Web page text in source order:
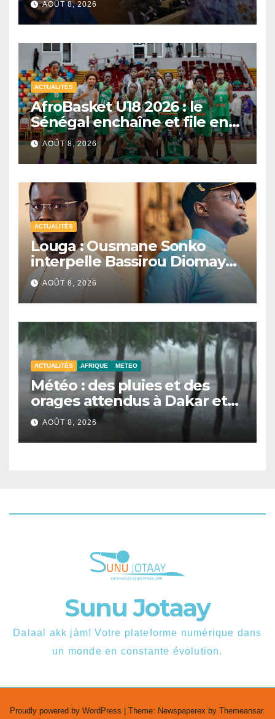
AOÛT 8, 2026
ACTUALITÉS
AfroBasket U18 2026 : le
Sénégal enchaîne et file en
quarts de finale
AOÛT 8, 2026
ACTUALITÉS
Louga : Ousmane Sonko
interpelle Bassirou Diomaye
Faye sur la date des élections
locales
AOÛT 8, 2026
ACTUALITÉS AFRIQUE METEO
Météo : des pluies et des
orages attendus à Dakar et
dans plusieurs localités ce
samedi
AOÛT 8, 2026
Sunu Jotaay
Dalaal akk jàm! Votre plateforme numérique dans
un monde en constante évolution.
Proudly powered by WordPress | Theme: Newspaperex by Themeansar.